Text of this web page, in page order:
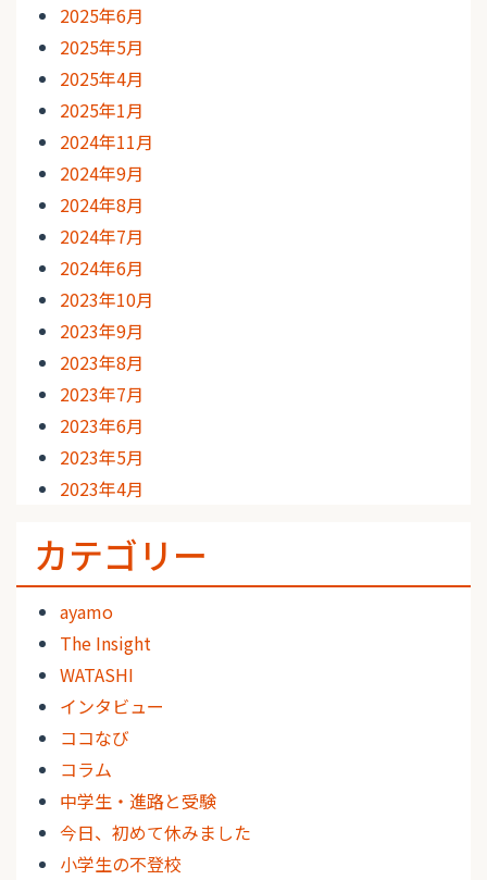
2025年6月
2025年5月
2025年4月
2025年1月
2024年11月
2024年9月
2024年8月
2024年7月
2024年6月
2023年10月
2023年9月
2023年8月
2023年7月
2023年6月
2023年5月
2023年4月
カテゴリー
ayamo
The Insight
WATASHI
インタビュー
ココなび
コラム
中学生・進路と受験
今日、初めて休みました
小学生の不登校